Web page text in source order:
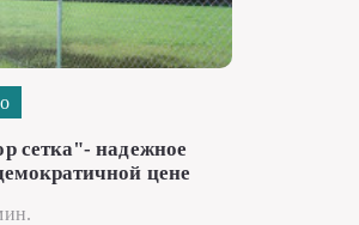
сетка"- надежное
цене